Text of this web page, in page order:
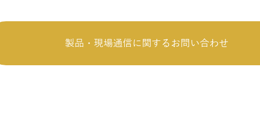
製品・現場通信に関するお問い合わせ